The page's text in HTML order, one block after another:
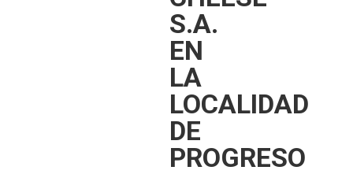
S.A.
EN
LA
LOCALIDAD
DE
PROGRESO